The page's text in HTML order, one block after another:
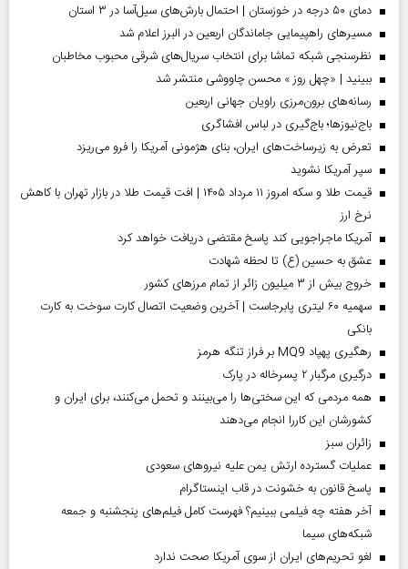
دمای ۵۰ درجه در خوزستان | احتمال بارش‌های سیل‌آسا در ۳ استان
مسیر‌های راهپیمایی جاماندگان اربعین در البرز اعلام شد
نظرسنجی شبکه تماشا برای انتخاب سریال‌های شرقی محبوب مخاطبان
ببینید | «چهل روز » محسن چاووشی منتشر شد
رسانه‌های برون‌مرزی راویان جهانی اربعین
باج‌نیوزها؛ باج‌گیری در لباس افشاگری
تعرض به زیرساخت‌های ایران، بنای هژمونی آمریکا را فرو می‌ریزد
سپر آمریکا نشوید
قیمت طلا و سکه امروز ۱۱ مرداد ۱۴۰۵ | افت قیمت طلا در بازار تهران با کاهش
نرخ ارز
آمریکا ماجراجویی کند پاسخ مقتضی دریافت خواهد کرد
عشق به حسین (ع) تا لحظه شهادت
خروج بیش از ۳ میلیون زائر از تمام مرز‌های کشور
سهمیه ۶۰ لیتری پابرجاست | آخرین وضعیت اتصال کارت سوخت به کارت
بانکی
رهگیری پهپاد MQ9 بر فراز تنگه هرمز
درگیری مرگبار ۲ پسرخاله در پارک
همه مردمی که این سختی‌ها را می‌بینند و تحمل می‌کنند، برای ایران و
کشورشان این کاررا انجام می‌دهند
‌زائران سبز
عملیات گسترده ارتش یمن علیه نیروهای سعودی
پاسخ قانون به خشونت در قاب اینستاگرام
آخر هفته چه فیلمی ببینیم؟ فهرست کامل فیلم‌های پنجشنبه و جمعه
شبکه‌های سیما
لغو تحریم‌های ایران از سوی آمریکا صحت ندارد